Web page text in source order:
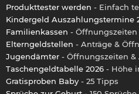
Produkttester werden - Einfach
Kindergeld Auszahlungstermine
Familienkassen - Öffnungszeiten
Elterngeldstellen - Anträge &
Jugendämter - Öffnungszeiten &
Taschengeldtabelle 2026 - Höhe
Gratisproben Baby - 25 Tipps